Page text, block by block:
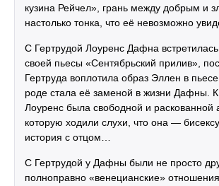
кузина Рейчел», грань между добрым и
настолько тонка, что её невозможно
С Гертрудой Лоуренс Дафна
своей пьесы «Сентябрьский прилив»,
Гертруда воплотила образ Эллен в
роде стала её заменой в жизни Дафны.
Лоуренс была свободной и раскованной
которую ходили слухи, что она —
история с отцом…
С Гертрудой у Дафны были не просто
полноправно «венецианские»